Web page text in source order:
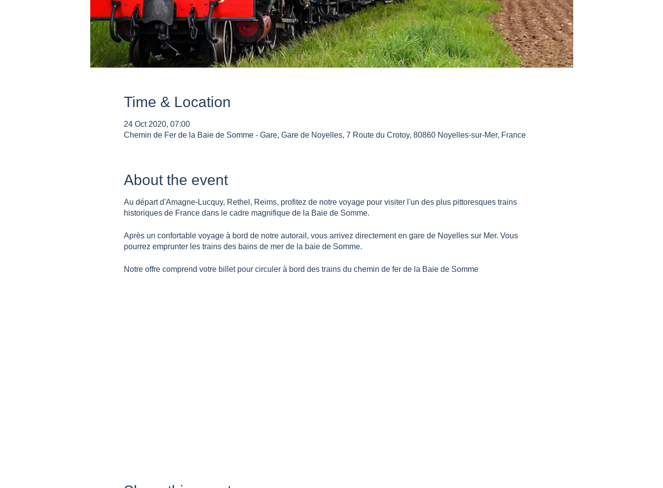
Time & Location
24 Oct 2020, 07:00
Chemin de Fer de la Baie de Somme - Gare, Gare de Noyelles, 7 Route du Crotoy, 80860 Noyelles-sur-Mer, France
About the event
Au départ d'Amagne-Lucquy, Rethel, Reims, profitez de notre voyage pour visiter l'un des plus pittoresques trains
historiques de France dans le cadre magnifique de la Baie de Somme.
Après un confortable voyage à bord de notre autorail, vous arrivez directement en gare de Noyelles sur Mer. Vous
pourrez emprunter les trains des bains de mer de la baie de Somme.
Notre offre comprend votre billet pour circuler à bord des trains du chemin de fer de la Baie de Somme